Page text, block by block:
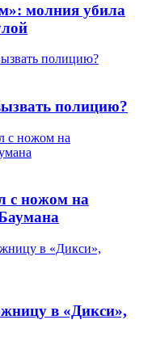
молния убила
полицию?
с ножом на
в «Дикси»,